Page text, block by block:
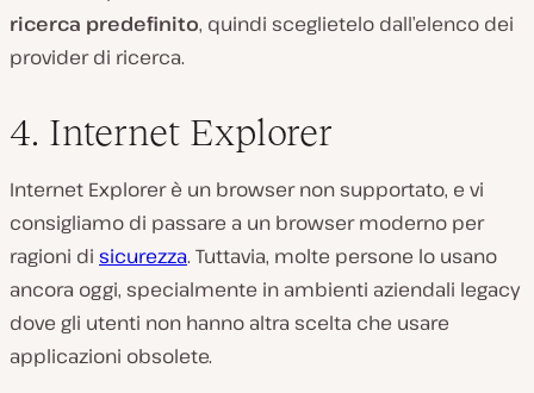
ricerca predefinito, quindi sceglietelo dall’elenco dei
provider di ricerca.
4. Internet Explorer
Internet Explorer è un browser non supportato, e vi
consigliamo di passare a un browser moderno per
ragioni di sicurezza. Tuttavia, molte persone lo usano
ancora oggi, specialmente in ambienti aziendali legacy
dove gli utenti non hanno altra scelta che usare
applicazioni obsolete.